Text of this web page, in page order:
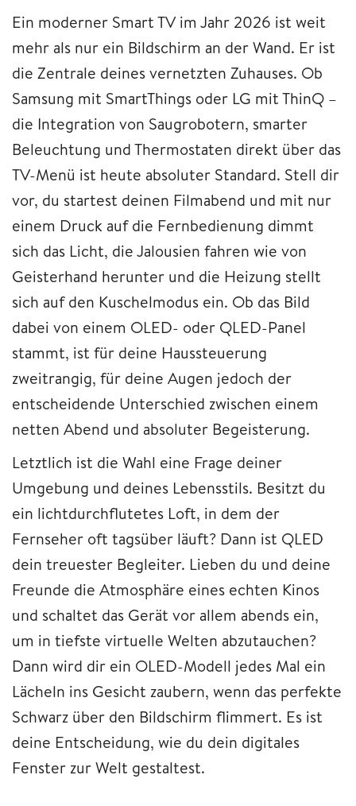
Ein moderner Smart TV im Jahr 2026 ist weit
mehr als nur ein Bildschirm an der Wand. Er ist
die Zentrale deines vernetzten Zuhauses. Ob
Samsung mit SmartThings oder LG mit ThinQ –
die Integration von Saugrobotern, smarter
Beleuchtung und Thermostaten direkt über das
TV-Menü ist heute absoluter Standard. Stell dir
vor, du startest deinen Filmabend und mit nur
einem Druck auf die Fernbedienung dimmt
sich das Licht, die Jalousien fahren wie von
Geisterhand herunter und die Heizung stellt
sich auf den Kuschelmodus ein. Ob das Bild
dabei von einem OLED- oder QLED-Panel
stammt, ist für deine Haussteuerung
zweitrangig, für deine Augen jedoch der
entscheidende Unterschied zwischen einem
netten Abend und absoluter Begeisterung.
Letztlich ist die Wahl eine Frage deiner
Umgebung und deines Lebensstils. Besitzt du
ein lichtdurchflutetes Loft, in dem der
Fernseher oft tagsüber läuft? Dann ist QLED
dein treuester Begleiter. Lieben du und deine
Freunde die Atmosphäre eines echten Kinos
und schaltet das Gerät vor allem abends ein,
um in tiefste virtuelle Welten abzutauchen?
Dann wird dir ein OLED-Modell jedes Mal ein
Lächeln ins Gesicht zaubern, wenn das perfekte
Schwarz über den Bildschirm flimmert. Es ist
deine Entscheidung, wie du dein digitales
Fenster zur Welt gestaltest.